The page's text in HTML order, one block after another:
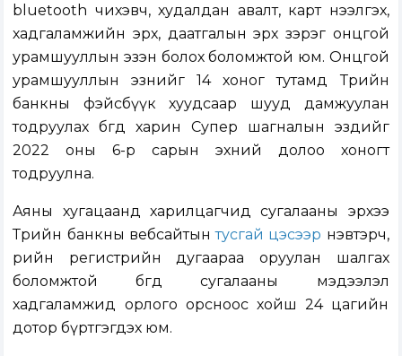
bluetooth чихэвч, худалдан авалт, карт нээлгэх,
хадгаламжийн эрх, даатгалын эрх зэрэг онцгой
урамшууллын эзэн болох боломжтой юм. Онцгой
урамшууллын эзнийг 14 хоног тутамд Төрийн
банкны фэйсбүүк хуудсаар шууд дамжуулан
тодруулах бөгөөд харин Супер шагналын эздийг
2022 оны 6-р сарын эхний долоо хоногт
тодруулна.
Аяны хугацаанд харилцагчид сугалааны эрхээ
Төрийн банкны вебсайтын тусгай цэсээр нэвтэрч,
өөрийн регистрийн дугаараа оруулан шалгах
боломжтой бөгөөд сугалааны мэдээлэл
хадгаламжид орлого орсноос хойш 24 цагийн
дотор бүртгэгдэх юм.